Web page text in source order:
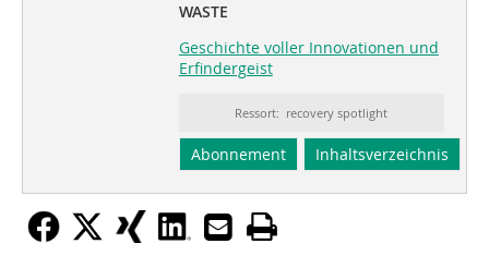
WASTE
Geschichte voller Innovationen und
Erfindergeist
Ressort: recovery spotlight
Abonnement Inhaltsverzeichnis